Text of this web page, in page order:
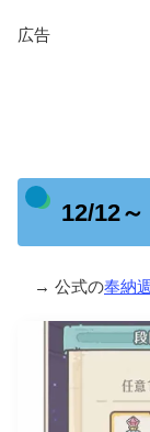
広告
12/12
→ 公式の奉納